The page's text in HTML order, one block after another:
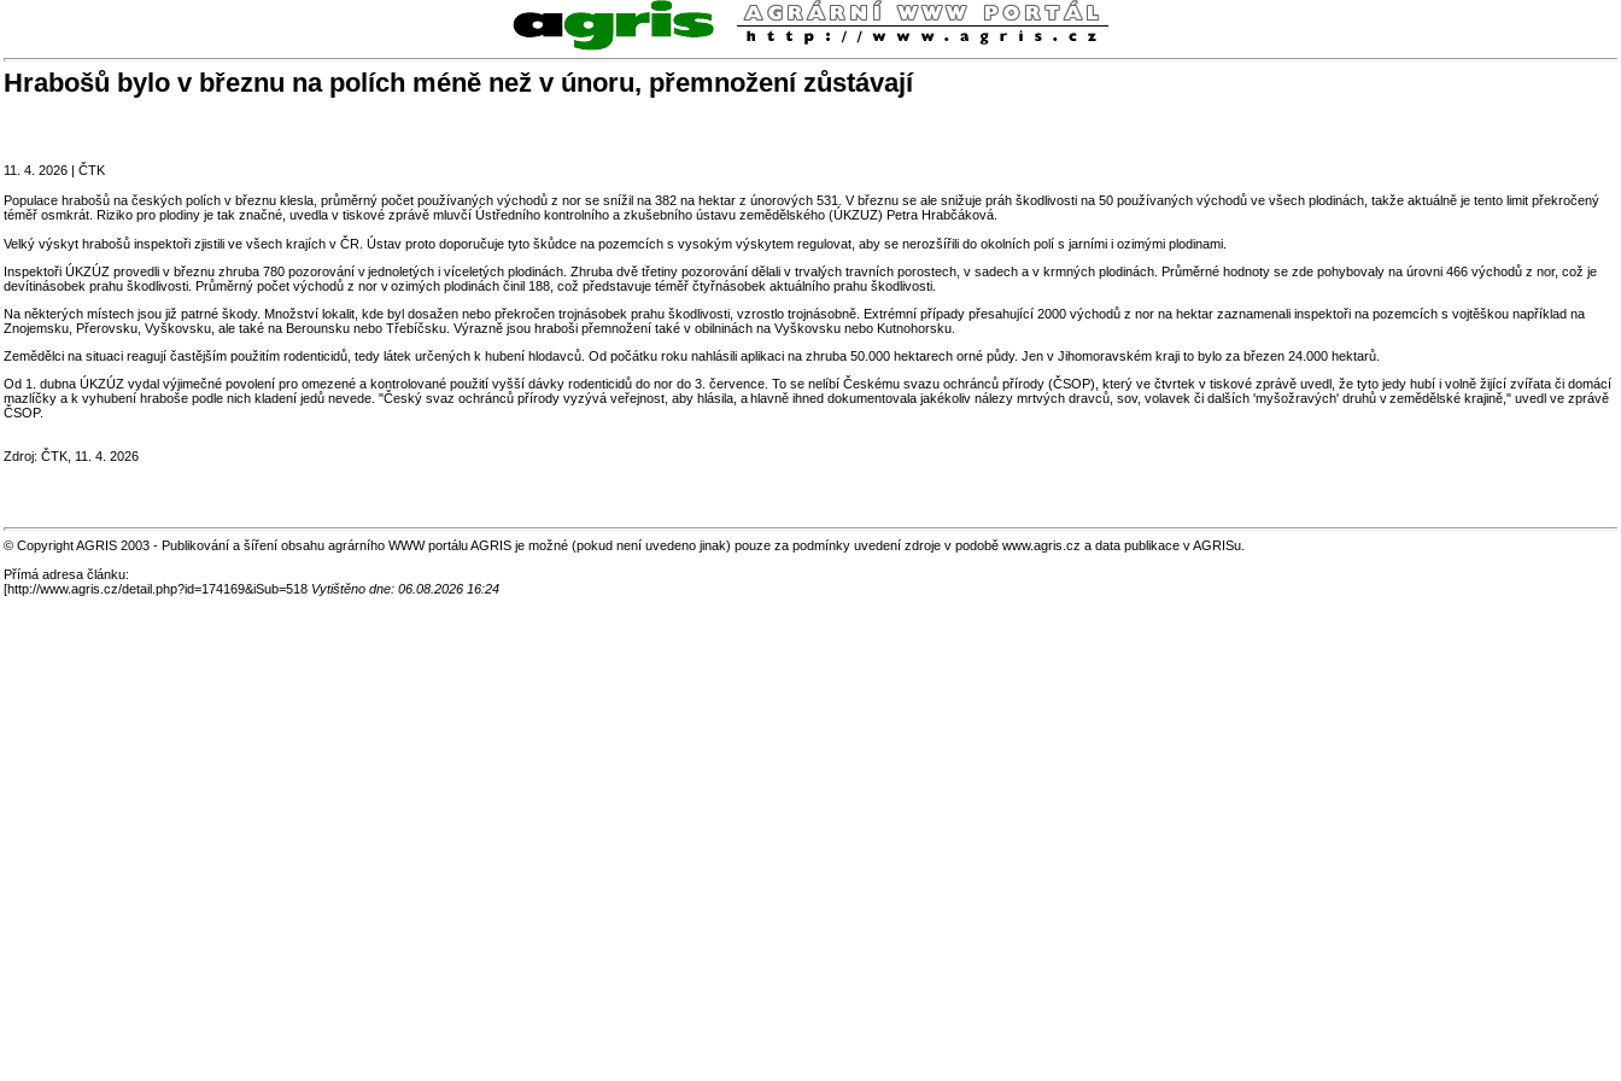
Hrabošů bylo v březnu na polích méně než v únoru, přemnožení zůstávají
11. 4. 2026 | ČTK
Populace hrabošů na českých polích v březnu klesla, průměrný počet používaných východů z nor se snížil na 382 na hektar z únorových 531. V březnu se ale snižuje práh škodlivosti na 50 používaných východů ve všech plodinách, takže aktuálně je tento limit překročený
téměř osmkrát. Riziko pro plodiny je tak značné, uvedla v tiskové zprávě mluvčí Ústředního kontrolního a zkušebního ústavu zemědělského (ÚKZUZ) Petra Hrabčáková.
Velký výskyt hrabošů inspektoři zjistili ve všech krajích v ČR. Ústav proto doporučuje tyto škůdce na pozemcích s vysokým výskytem regulovat, aby se nerozšířili do okolních polí s jarními i ozimými plodinami.
Inspektoři ÚKZÚZ provedli v březnu zhruba 780 pozorování v jednoletých i víceletých plodinách. Zhruba dvě třetiny pozorování dělali v trvalých travních porostech, v sadech a v krmných plodinách. Průměrné hodnoty se zde pohybovaly na úrovni 466 východů z nor, což je
devítinásobek prahu škodlivosti. Průměrný počet východů z nor v ozimých plodinách činil 188, což představuje téměř čtyřnásobek aktuálního prahu škodlivosti.
Na některých místech jsou již patrné škody. Množství lokalit, kde byl dosažen nebo překročen trojnásobek prahu škodlivosti, vzrostlo trojnásobně. Extrémní případy přesahující 2000 východů z nor na hektar zaznamenali inspektoři na pozemcích s vojtěškou například na
Znojemsku, Přerovsku, Vyškovsku, ale také na Berounsku nebo Třebíčsku. Výrazně jsou hraboši přemnožení také v obilninách na Vyškovsku nebo Kutnohorsku.
Zemědělci na situaci reagují častějším použitím rodenticidů, tedy látek určených k hubení hlodavců. Od počátku roku nahlásili aplikaci na zhruba 50.000 hektarech orné půdy. Jen v Jihomoravském kraji to bylo za březen 24.000 hektarů.
Od 1. dubna ÚKZÚZ vydal výjimečné povolení pro omezené a kontrolované použití vyšší dávky rodenticidů do nor do 3. července. To se nelíbí Českému svazu ochránců přírody (ČSOP), který ve čtvrtek v tiskové zprávě uvedl, že tyto jedy hubí i volně žijící zvířata či domácí
mazlíčky a k vyhubení hraboše podle nich kladení jedů nevede. "Český svaz ochránců přírody vyzývá veřejnost, aby hlásila, a hlavně ihned dokumentovala jakékoliv nálezy mrtvých dravců, sov, volavek či dalších 'myšožravých' druhů v zemědělské krajině," uvedl ve zprávě
ČSOP.
Zdroj: ČTK, 11. 4. 2026
© Copyright AGRIS 2003 - Publikování a šíření obsahu agrárního WWW portálu AGRIS je možné (pokud není uvedeno jinak) pouze za podmínky uvedení zdroje v podobě www.agris.cz a data publikace v AGRISu.
Přímá adresa článku:
[http://www.agris.cz/detail.php?id=174169&iSub=518 Vytištěno dne: 06.08.2026 16:24